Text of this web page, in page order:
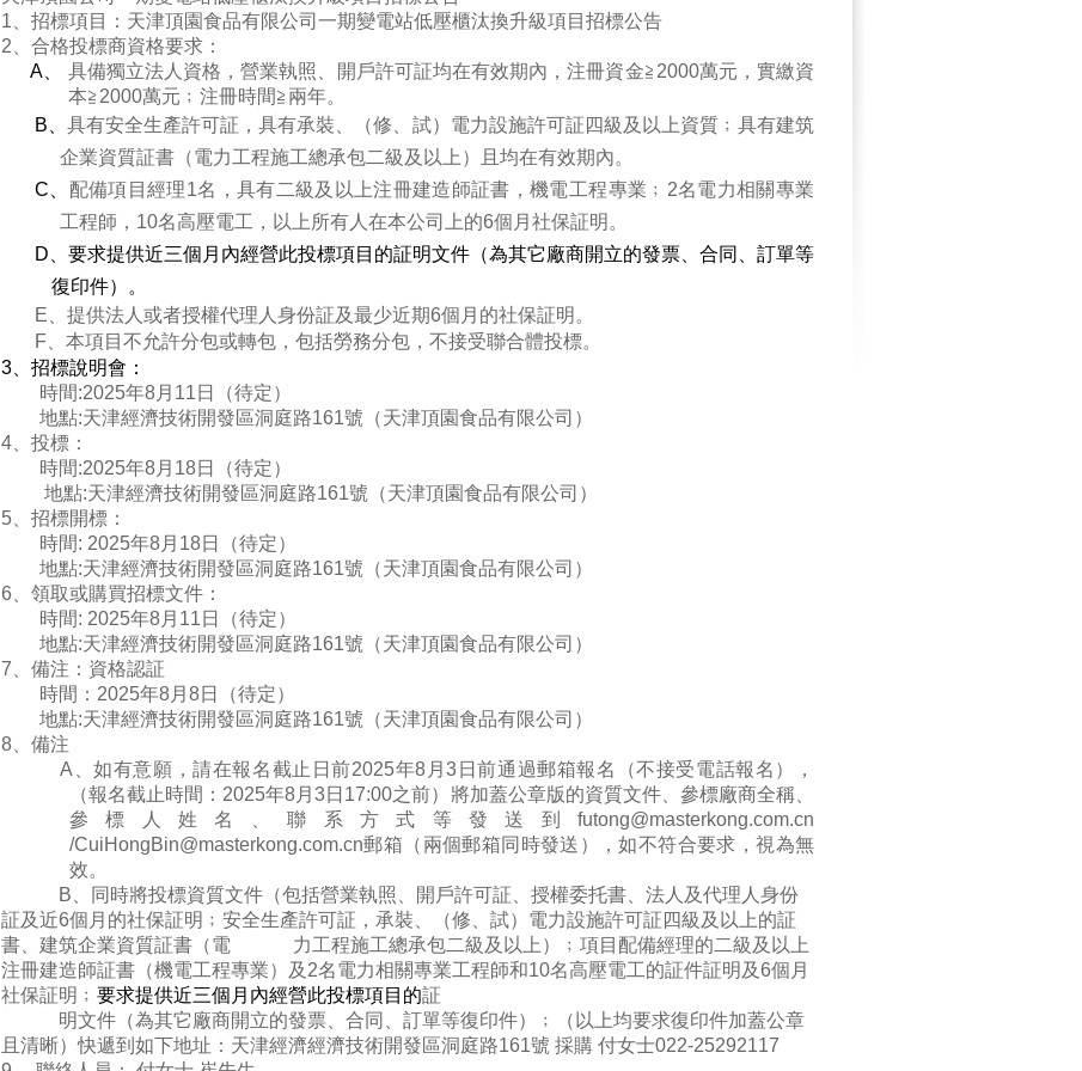
1、招標項目：天津頂園食品有限公司一期變電站低壓櫃汰換升級項目招標公告
2、合格投標商資格要求：
A
具備獨立法人資格，營業執照、開戶許可証均在有效期內，注冊資金≧2000萬元，實繳資
本≧2000萬元﹔注冊時間≧兩年。
B 、具有安全生產許可証，具有承裝、（修、試）電力設施許可証四級及以上資質﹔具有建筑
企業資質証書（電力工程施工總承包二級及以上）且均在有效期內。
C
配備項目經理1名，具有二級及以上注冊建造師証書，機電工程專業﹔2名電力相關專業
工程師，10名高壓電工，以上所有人在本公司上的6個月社保証明。
D 、要求提供近三個月內經營此投標項目的証明文件（為其它廠商開立的發票、合同、訂單等
復印件）。
E、提供法人或者授權代理人身份証及最少近期6個月的社保証明。
F、本項目不允許分包或轉包，包括勞務分包，不接受聯合體投標。
3 、招標說明會：
時間:2025年8月11日（待定）
地點:天津經濟技術開發區洞庭路161號（天津頂園食品有限公司）
4、投標：
時間:2025年8月18日（待定）
地點:天津經濟技術開發區洞庭路161號（天津頂園食品有限公司）
5、招標開標：
時間: 2025年8月18日（待定）
地點:天津經濟技術開發區洞庭路161號（天津頂園食品有限公司）
6、領取或購買招標文件：
時間: 2025年8月11日（待定）
地點:天津經濟技術開發區洞庭路161號（天津頂園食品有限公司）
7、備注：資格認証
時間：2025年8月8日（待定）
地點:天津經濟技術開發區洞庭路161號（天津頂園食品有限公司）
8、備注
A、如有意願，請在報名截止日前2025年8月3日前通過郵箱報名（不接受電話報名），
（報名截止時間：2025年8月3日17:00之前）將加蓋公章版的資質文件、參標廠商全稱、
參標人姓名、聯系方式等發送到 futong@masterkong.com.cn
/CuiHongBin@masterkong.com.cn郵箱（兩個郵箱同時發送），如不符合要求，視為無
效。
B、同時將投標資質文件（包括營業執照、開戶許可証、授權委托書、法人及代理人身份
証及近6個月的社保証明﹔安全生產許可証，承裝、（修、試）電力設施許可証四級及以上的証
書、建筑企業資質証書（電 力工程施工總承包二級及以上）﹔項目配備經理的二級及以上
注冊建造師証書（機電工程專業）及2名電力相關專業工程師和10名高壓電工的証件証明及6個月
社保証明﹔ 要求提供近三個月內經營此投標項目的証
明文件（為其它廠商開立的發票、合同、訂單等復印件）﹔（以上均要求復印件加蓋公章
且清晰）快遞到如下地址：天津經濟經濟技術開發區洞庭路161號 採購 付女士022-25292117